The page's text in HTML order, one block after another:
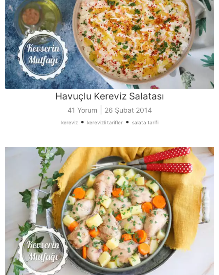
Havuçlu Kereviz Salatası
41 Yorum 26 Şubat 2014
kereviz• kerevizli tarifler• salata tarifi